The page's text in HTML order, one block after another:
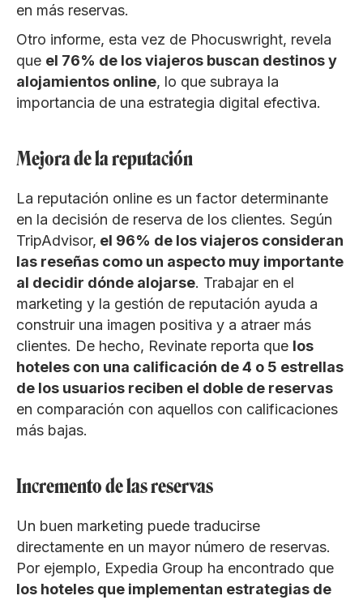
en más reservas.
Otro informe, esta vez de Phocuswright, revela
que el 76% de los viajeros buscan destinos y
alojamientos online, lo que subraya la
importancia de una estrategia digital efectiva.
Mejora de la reputación
La reputación online es un factor determinante
en la decisión de reserva de los clientes. Según
TripAdvisor, el 96% de los viajeros consideran
las reseñas como un aspecto muy importante
al decidir dónde alojarse. Trabajar en el
marketing y la gestión de reputación ayuda a
construir una imagen positiva y a atraer más
clientes. De hecho, Revinate reporta que los
hoteles con una calificación de 4 o 5 estrellas
de los usuarios reciben el doble de reservas
en comparación con aquellos con calificaciones
más bajas.
Incremento de las reservas
Un buen marketing puede traducirse
directamente en un mayor número de reservas.
Por ejemplo, Expedia Group ha encontrado que
los hoteles que implementan estrategias de